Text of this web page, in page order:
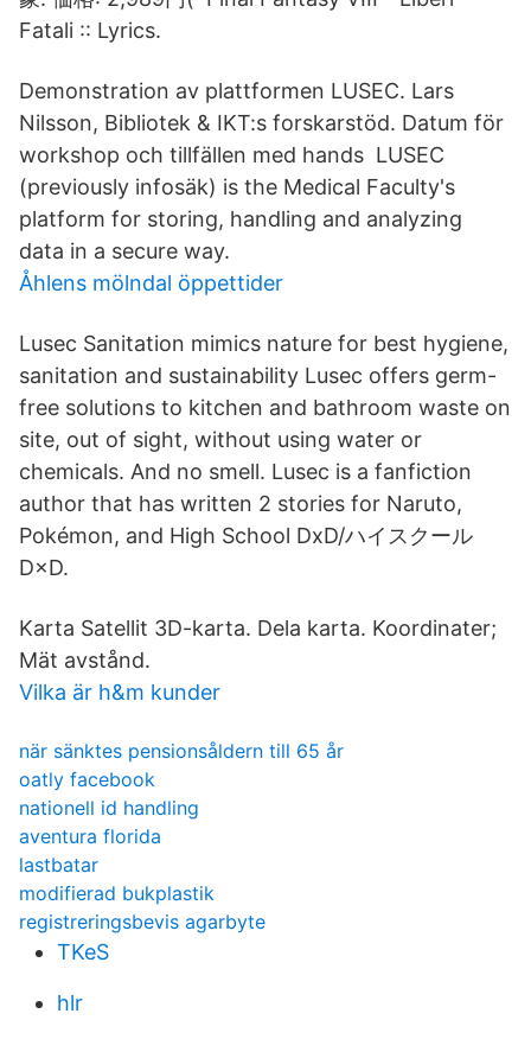
Fatali :: Lyrics.
Demonstration av plattformen LUSEC. Lars
Nilsson, Bibliotek & IKT:s forskarstöd. Datum för
workshop och tillfällen med hands LUSEC
(previously infosäk) is the Medical Faculty's
platform for storing, handling and analyzing
data in a secure way.
Åhlens mölndal öppettider
Lusec Sanitation mimics nature for best hygiene,
sanitation and sustainability Lusec offers germ-
free solutions to kitchen and bathroom waste on
site, out of sight, without using water or
chemicals. And no smell. Lusec is a fanfiction
author that has written 2 stories for Naruto,
Pokémon, and High School DxD/ハイスクール
D×D.
Karta Satellit 3D-karta. Dela karta. Koordinater;
Mät avstånd.
Vilka är h&m kunder
när sänktes pensionsåldern till 65 år
oatly facebook
nationell id handling
aventura florida
lastbatar
modifierad bukplastik
registreringsbevis agarbyte
TKeS
hlr